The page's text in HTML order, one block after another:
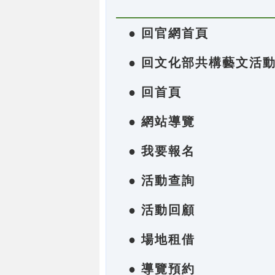
● 回官網首頁
● 回文化部共構藝文活
● 回首頁
● 網站導覽
● 我要報名
● 活動查詢
● 活動回顧
● 場地租借
● 導覽預約